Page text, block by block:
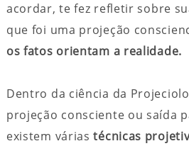
acordar, te fez refletir sobre
que foi uma projeção
os fatos orientam a realidade.
Dentro da ciência da
projeção consciente ou saída
existem váriastécnicas